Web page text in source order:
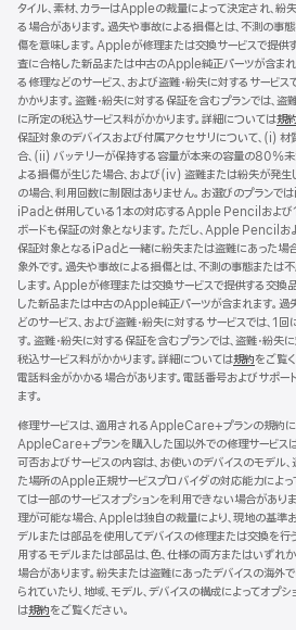
ウ
で
開
き
ま
す）
タイル、素材、カラーはAppleの裁量によって決定され、
る場合があります。過失や事故による損傷とは、不測の事
傷を意味します。Appleが修理または交換サービスで提
査に合格した新品または中古のApple純正パーツが含ま
る修理などのサービス、および盗難・紛失に対するサービ
かかります。盗難・紛失に対する保証を含むプランでは、盗
に所定の税込サービス料がかかります。詳細については規約
保証対象のデバイスおよび付属アクセサリについて、(i)
合、(ii) バッテリーが保持する容量が本来の容量の80%
よる損傷が生じた場合、および(iv) 盗難または紛失が発生
の場合、利用回数に制限はありません。お選びのプランで
iPadと併用している1本の対応するApple Pencilおよ
ボードも保証の対象となります。ただし、Apple Pencil
保証対象となるiPadと一緒に紛失または盗難にあった場
象外です。過失や事故による損傷とは、不測の事態また
します。Appleが修理または交換サービスで提供する交
した新品または中古のApple純正パーツが含まれます。
どのサービス、および盗難・紛失に対するサービスでは、1
す。盗難・紛失に対する保証を含むプランでは、盗難・紛
税込サービス料がかかります。詳細については規約（新
規
ン
ド
ウ
で
開
き
ま
す）
をご覧
電話料金がかかる場合があります。電話番号およびサポ
ます。
修理サービスは、適用されるAppleCare+プランの規約に
AppleCare+プランを購入した国以外での修理サービス
可否およびサービスの内容は、お使いのデバイスのモデル
た場所のApple正規サービスプロバイダの対応能力によっ
ては一部のサービスオプションを利用できない場合があり
理が可能な場合、Appleは独自の裁量により、現地の基準
デルまたは部品を使用してデバイスの修理または交換を行
用するモデルまたは部品は、色、仕様の両方またはいずれ
場合があります。紛失または盗難にあったデバイスの海外
られていたり、地域、モデル、デバイスの構成によってオプ
は規約（新
をご覧ください。